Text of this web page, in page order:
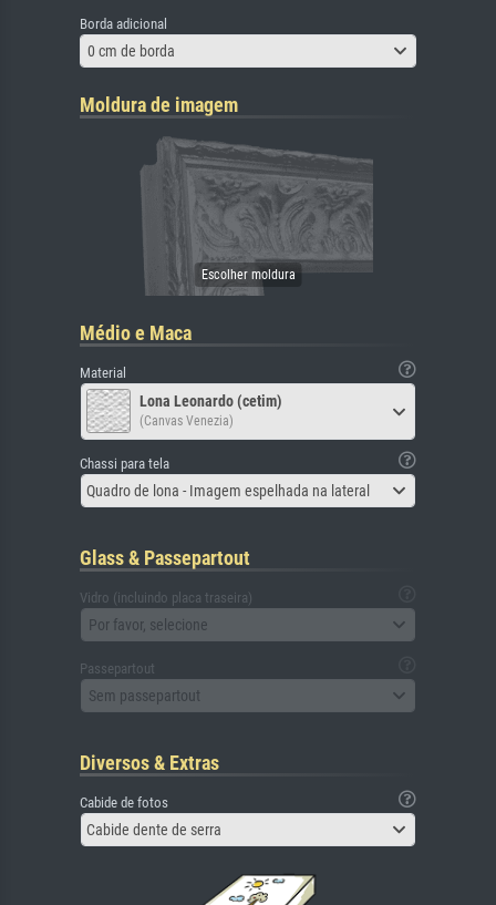
Borda adicional
0 cm de borda
Moldura de imagem
Médio e Maca
Material
Lona Leonardo (cetim)
(Canvas Venezia)
Chassi para tela
Quadro de lona - Imagem espelhada na lateral
Glass & Passepartout
Vidro (incluindo placa traseira)
Por favor, selecione
Passepartout
Sem passepartout
Diversos & Extras
Cabide de fotos
Cabide dente de serra